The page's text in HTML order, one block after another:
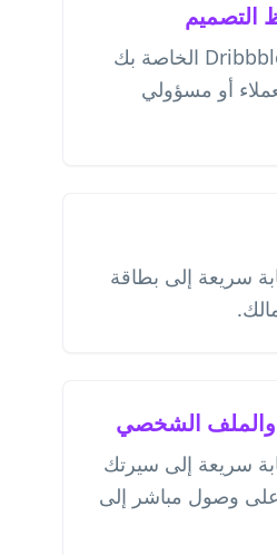
التصميم
شارك محفظة Dribbble الخاصة بك
أو مسؤولي
سريعة إلى بطاقة
والملف الشخصي
سريعة إلى سيرتك
على وصول مباشر إلى